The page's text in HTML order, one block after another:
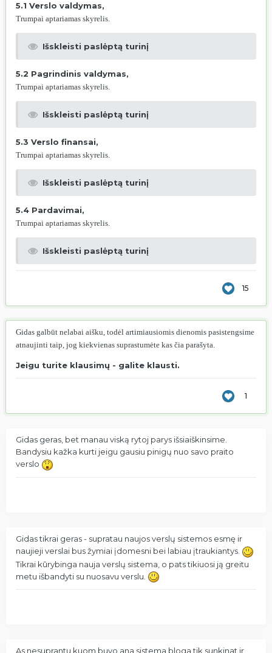
5.1 Verslo valdymas,
Trumpai aptariamas skyrelis.
Išskleisti paslėptą turinį
5.2 Pagrindinis valdymas,
Trumpai aptariamas skyrelis.
Išskleisti paslėptą turinį
5.3 Verslo finansai,
Trumpai aptariamas skyrelis.
Išskleisti paslėptą turinį
5.4 Pardavimai,
Trumpai aptariamas skyrelis.
Išskleisti paslėptą turinį
15
Gidas galbūt nelabai aišku, todėl artimiausiomis dienomis pasistengsime
atnaujinti taip, jog kiekvienas suprastumėte kas čia parašyta.
Jeigu turite klausimų - galite klausti.
1
Gidas geras, bet manau viską rytoj parys išsiaiškinsime.
Bandysiu kažka kurti jeigu gausiu pinigų nuo savo praito
verslo
Gidas tikrai geras - supratau naujos verslų sistemos esmę ir
naujieji verslai bus žymiai įdomesni bei labiau įtraukiantys.
Tikrai kūrybinga nauja verslų sistema, o pats tikiuosi ją greitu
metu išbandyti su nuosavu verslu.
As nesuprantu kuom buvo ana sistema bloga tik sunkinat ir